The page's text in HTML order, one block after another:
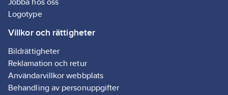
Paketet inkluderar
även ett väggfäste för
CubicDetector.
Logotype
Villkor och rättigheter
Bildrättigheter
Reklamation och retur
Användarvillkor webbplats
Behandling av personuppgifter